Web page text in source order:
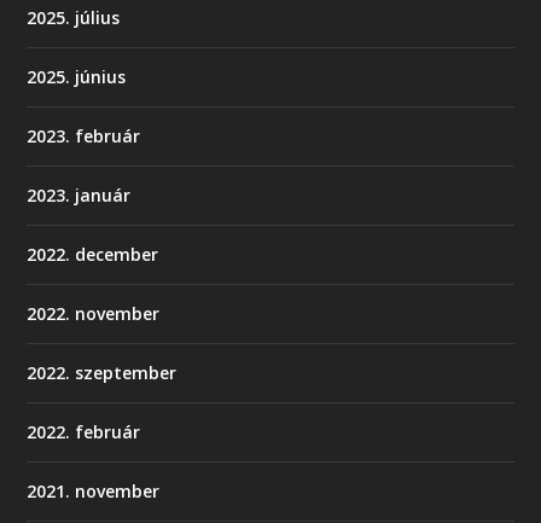
2025. július
2025. június
2023. február
2023. január
2022. december
2022. november
2022. szeptember
2022. február
2021. november